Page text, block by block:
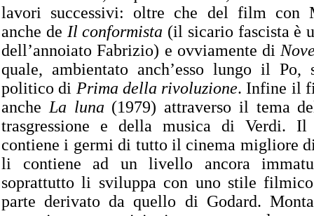
lavori successivi: oltre che del film con
anche de Il conformista (il sicario fascista è
dell’annoiato Fabrizio) e ovviamente di
quale, ambientato anch’esso lungo il
politico di Prima della rivoluzione. Infine il
anche La luna (1979) attraverso il tema
trasgressione e della musica di Verdi.
contiene i germi di tutto il cinema migliore
li contiene ad un livello ancora
soprattutto li sviluppa con uno stile
parte derivato da quello di Godard.